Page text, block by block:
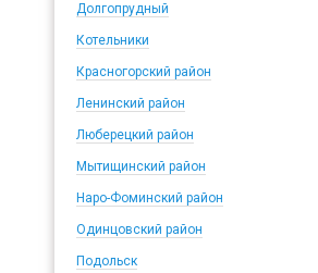
Долгопрудный
Котельники
Красногорский район
Ленинский район
Люберецкий район
Мытищинский район
Наро-Фоминский район
Одинцовский район
Подольск